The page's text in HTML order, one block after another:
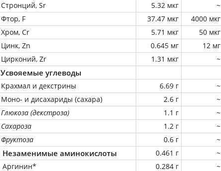
Стронций, Sr
5.32 мкг
~
Фтор, F
37.47 мкг 4000 мкг
Хром, Cr
5.71 мкг 50 мкг
Цинк, Zn
0.645 мг 12 мг
Цирконий, Zr
1.31 мкг ~
Усвояемые углеводы
Крахмал и декстрины 6.69 г
~
Моно- и дисахариды (сахара)
2.6 г
~
Глюкоза (декстроза)
1.1 г
~
Сахароза
1.2 г
~
Фруктоза
0.6 г ~
Незаменимые аминокислоты 0.461 г
~
Аргинин*
0.284 г ~